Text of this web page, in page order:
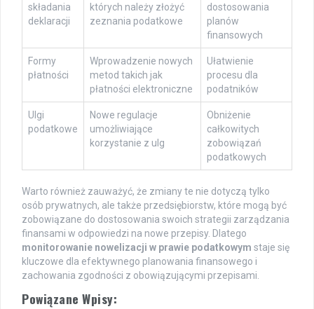
składania
deklaracji
których należy złożyć
zeznania podatkowe
dostosowania
planów
finansowych
Formy
płatności
Wprowadzenie nowych
metod takich jak
płatności elektroniczne
Ułatwienie
procesu dla
podatników
Ulgi
podatkowe
Nowe regulacje
umożliwiające
korzystanie z ulg
Obniżenie
całkowitych
zobowiązań
podatkowych
Warto również zauważyć, że zmiany te nie dotyczą tylko
osób prywatnych, ale także przedsiębiorstw, które mogą być
zobowiązane do dostosowania swoich strategii zarządzania
finansami w odpowiedzi na nowe przepisy. Dlatego
monitorowanie nowelizacji w prawie podatkowym staje się
kluczowe dla efektywnego planowania finansowego i
zachowania zgodności z obowiązującymi przepisami.
Powiązane Wpisy: